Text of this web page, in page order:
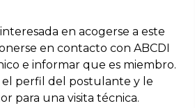
en acogerse a este
en contacto con ABCDI
e informar que es miembro.
el perfil del postulante y le
para una visita técnica.